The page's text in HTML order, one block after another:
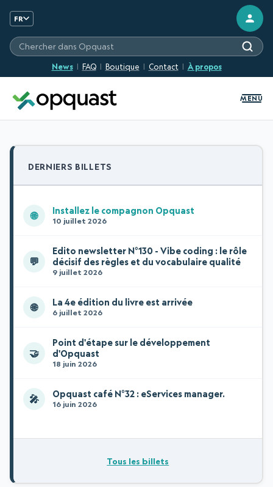
FR
News FAQ Boutique Contact À propos
Chercher sur les sites Opquast
MENU
DERNIERS BILLETS
🌐 Installez le compagnon Opquast
10 juillet 2026
💬
Edito newsletter N°130 - Vibe coding : le rôle
décisif des règles et du vocabulaire qualité
9 juillet 2026
🌐 La 4e édition du livre est arrivée
6 juillet 2026
🤝
Point d'étape sur le développement
d'Opquast
18 juin 2026
🎤 Opquast café N°32 : eServices manager.
16 juin 2026
Tous les billets